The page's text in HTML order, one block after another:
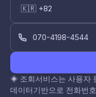
◈ 조회서비스는 사용자
데이터기반으로 전화번